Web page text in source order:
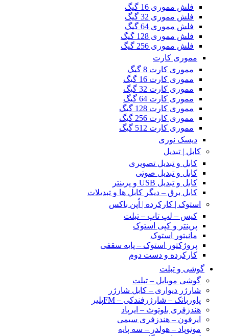
فلش مموری 16 گیگ
فلش مموری 32 گیگ
فلش مموری 64 گیگ
فلش مموری 128 گیگ
فلش مموری 256 گیگ
مموری کارت
مموری کارت 8 گیگ
مموری کارت 16 گیگ
مموری کارت 32 گیگ
مموری کارت 64 گیگ
مموری کارت 128 گیگ
مموری کارت 256 گیگ
مموری کارت 512 گیگ
دیسک نوری
کابل | تبدیل
کابل و تبدیل تصویری
کابل و تبدیل صوتی
کابل و تبدیل USB و پرینتر
کابل برق – دیگر کابل ها و تبدیلات
استوک | کارکرده | اُپن باکس
کیس – لپ تاپ – تبلت
پرینتر و کپی استوک
مانیتور استوک
پروژکتور استوک – پایه سقفی
کارکرده و دست دوم
گوشی و تبلت
گوشی موبایل – تبلت
شارژر دیواری – کابل شارژر
پاوربانک – شارژرفندکی – FMپلیر
هندزفری بلوتوث – ایرپاد
ایرفون – هندزفری سیمی
مونوپاد – هولدر – سه پایه